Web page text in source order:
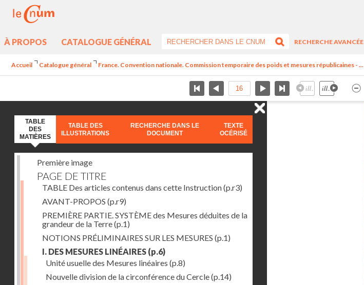
À PROPOS CATALOGUE GÉNÉRAL
RECHERCHE AVANCÉE
Accueil Catalogue général France. Convention nationale. Commission temporaire des poids et mesures républicaines - ...
TABLE
DES
MATIÈRES
TABLE DES
ILLUSTRATIONS
RECHERCHE DANS LE
DOCUMENT
TEXTE
OCÉRISÉ
Première image
PAGE DE TITRE
TABLE Des articles contenus dans cette Instruction(p.r3)
AVANT-PROPOS (p.r9)
PREMIÈRE PARTIE. SYSTÈME des Mesures déduites de la
grandeur de la Terre(p.1)
NOTIONS PRÉLIMINAIRES SUR LES MESURES (p.1)
I. DES MESURES LINÉAIRES (p.6)
Unité usuelle des Mesures linéaires (p.8)
Nouvelle division de la circonférence du Cercle(p.14)